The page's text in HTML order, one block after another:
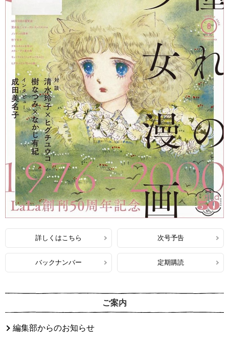
詳しくはこちら 次号予告
バックナンバー 定期購読
ご案内
編集部からのお知らせ